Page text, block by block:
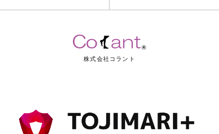
株式会社コラント